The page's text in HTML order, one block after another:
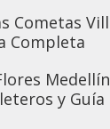
Cometas
Completa
y